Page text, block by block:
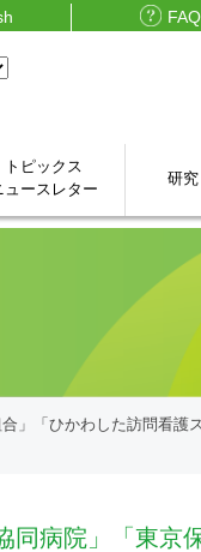
FAQ
トピックス
ュースレター
研
」「ひかわした訪問看護
同病院」「東京